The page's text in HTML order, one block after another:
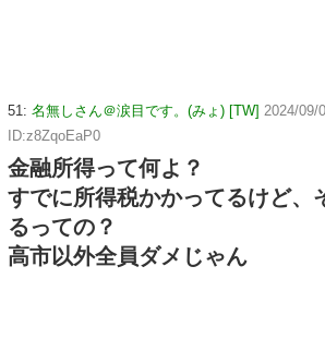
51: 名無しさん＠涙目です。(みょ) [TW] 2024/09/
ID:z8ZqoEaP0
金融所得って何よ？
すでに所得税かかってるけど、
るっての？
高市以外全員ダメじゃん